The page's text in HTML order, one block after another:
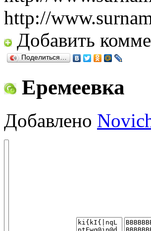
http://
Добавить
Поделиться…
Еремеевка
Добавлено